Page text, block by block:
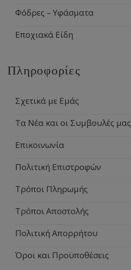
Φόδρες – Υφάσματα
Εποχιακά Είδη
Πληροφορίες
Σχετικά με Εμάς
Τα Νέα και οι Συμβουλές μας
Επικοινωνία
Πολιτική Επιστροφών
Τρόποι Πληρωμής
Τρόποι Αποστολής
Πολιτική Απορρήτου
Όροι και Προϋποθέσεις